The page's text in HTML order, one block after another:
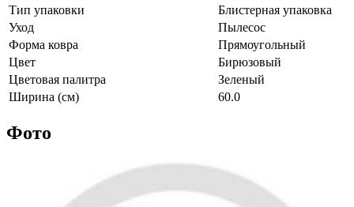
Тип упаковки
Блистерная упаковка
Уход
Пылесос
Форма ковра
Прямоугольный
Цвет
Бирюзовый
Цветовая палитра
Зеленый
Ширина (см)
60.0
Фото